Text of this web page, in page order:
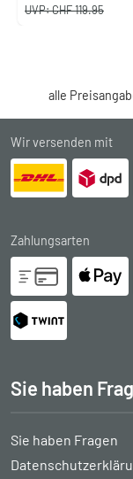
UVP:CHF 119.95
alle
Wir versenden mit
Zahlungsarten
Sie haben
Sie haben Fragen